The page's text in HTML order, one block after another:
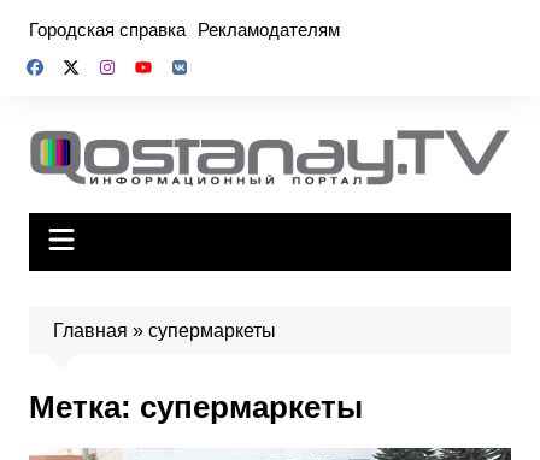
содержимому
Городская справка Рекламодателям
Главная » супермаркеты
Метка: супермаркеты